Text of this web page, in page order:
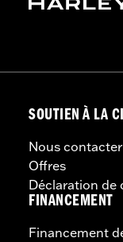
SOUTIEN À LA
Nous contacter
Offres
Déclaration de
FINANCEMENT
Financement